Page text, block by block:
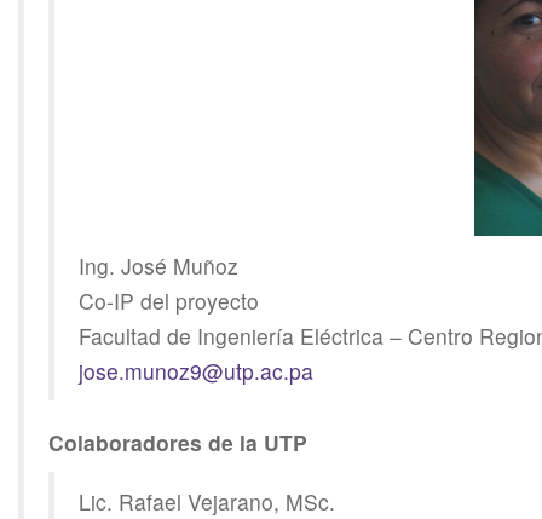
Ing. José Muñoz
Co-IP del proyecto
Facultad de Ingeniería Eléctrica – Centro
jose.munoz9@utp.ac.pa
Colaboradores de la UTP
Lic. Rafael Vejarano, MSc.